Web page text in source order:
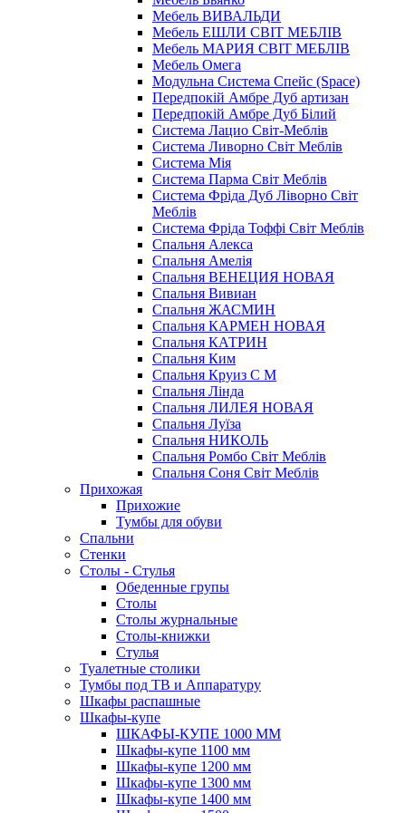
Мебель ВИВАЛЬДИ
Мебель ЕШЛИ СВІТ МЕБЛІВ
Мебель МАРИЯ СВІТ МЕБЛІВ
Мебель Омега
Модульна Cистема Спейс (Space)
Передпокій Амбре Дуб артизан
Передпокій Амбре Дуб Білий
Система Лацио Світ-Меблів
Система Ливорно Світ Меблів
Система Мія
Система Парма Свiт Меблiв
Система Фріда Дуб Ліворно Світ
Меблів
Система Фріда Тоффі Світ Меблів
Спальня Алекса
Спальня Амелія
Спальня ВЕНЕЦИЯ НОВАЯ
Спальня Вивиан
Спальня ЖАСМИН
Спальня КАРМЕН НОВАЯ
Спальня КАТРИН
Спальня Ким
Спальня Круиз С М
Спальня Лінда
Спальня ЛИЛЕЯ НОВАЯ
Спальня Луїза
Спальня НИКОЛЬ
Спальня Ромбо Світ Меблів
Спальня Соня Світ Меблів
Прихожая
Прихожие
Тумбы для обуви
Спальни
Стенки
Столы - Стулья
Обеденные групы
Столы
Столы журнальные
Столы-книжки
Стулья
Туалетные столики
Тумбы под ТВ и Аппаратуру
Шкафы распашные
Шкафы-купе
ШКАФЫ-КУПЕ 1000 ММ
Шкафы-купе 1100 мм
Шкафы-купе 1200 мм
Шкафы-купе 1300 мм
Шкафы-купе 1400 мм